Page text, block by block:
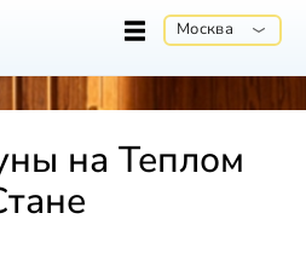
Москва
на Теплом